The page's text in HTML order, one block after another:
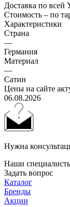
Доставка по всей
Стоимость – по
Характеристики
Страна
—
Германия
Материал
—
Сатин
Цены на сайте
06.08.2026
Нужна
Наши
Задать вопрос
Каталог
Бренды
Акции